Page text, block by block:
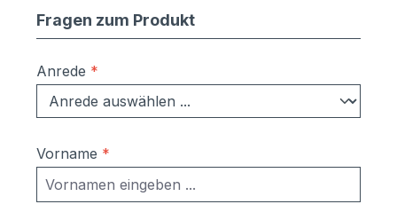
Fragen zum Produkt
Anrede *
Vorname *